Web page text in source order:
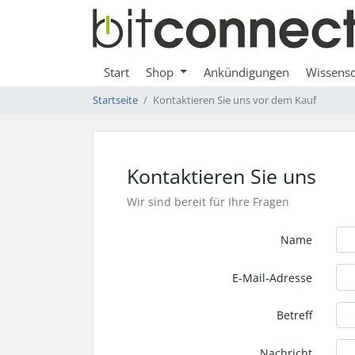
Start Shop Ankündigungen
Startseite Kontaktieren Sie uns vor dem Kauf
Kontaktieren Sie uns
Wir sind bereit für Ihre Fragen
Name
E-Mail-Adresse
Betreff